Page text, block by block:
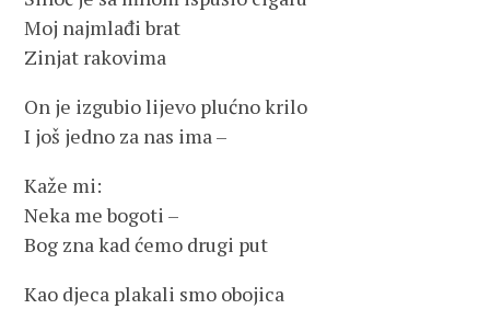
Moj najmlađi brat
Zinjat rakovima
On je izgubio lijevo plućno krilo
I još jedno za nas ima –
Kaže mi:
Neka me bogoti –
Bog zna kad ćemo drugi put
Kao djeca plakali smo obojica